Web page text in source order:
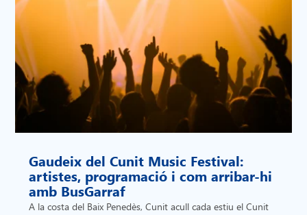
Gaudeix del Cunit Music Festival:
artistes, programació i com arribar-hi
amb BusGarraf
A la costa del Baix Penedès, Cunit acull cada estiu el Cunit